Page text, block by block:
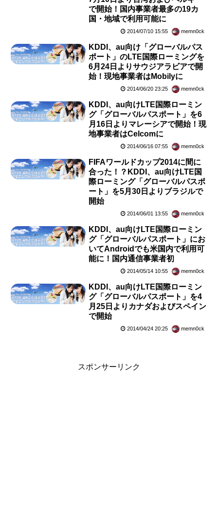
で開始！国内事業者最多の19カ
国・地域で利用可能に
2014/07/10 15:55 memn0ck
KDDI、au向け「グローバルパス
ポート」のLTE国際ローミングを
6月24日よりサウジアラビアで開
始！現地事業者はMobilyに
2014/06/20 23:25 memn0ck
KDDI、au向けLTE国際ローミン
グ「グローバルパスポート」を6
月16日よりマレーシアで開始！現
地事業者はCelcomに
2014/06/16 07:55 memn0ck
FIFAワールドカップ2014に間に
合った！？KDDI、au向けLTE国
際ローミング「グローバルパスポ
ート」を5月30日よりブラジルで
開始
2014/06/01 13:55 memn0ck
KDDI、au向けLTE国際ローミン
グ「グローバルパスポート」にお
いてAndroidでも米国内で利用可
能に！国内通信事業者初
2014/05/14 10:55 memn0ck
KDDI、au向けLTE国際ローミン
グ「グローバルパスポート」を4
月25日よりカナダおよびスペイン
で開始
2014/04/24 20:25 memn0ck
スポンサーリンク